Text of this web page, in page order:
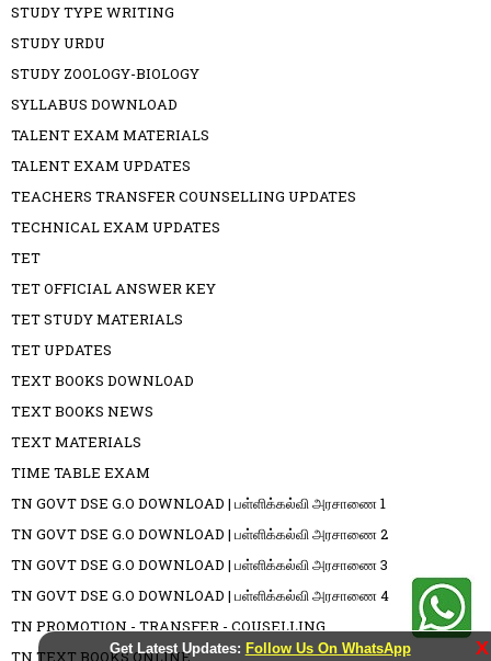
Get Latest Updates: Follow Us On WhatsApp X
STUDY TYPE WRITING
STUDY URDU
STUDY ZOOLOGY-BIOLOGY
SYLLABUS DOWNLOAD
TALENT EXAM MATERIALS
TALENT EXAM UPDATES
TEACHERS TRANSFER COUNSELLING UPDATES
TECHNICAL EXAM UPDATES
TET
TET OFFICIAL ANSWER KEY
TET STUDY MATERIALS
TET UPDATES
TEXT BOOKS DOWNLOAD
TEXT BOOKS NEWS
TEXT MATERIALS
TIME TABLE EXAM
TN GOVT DSE G.O DOWNLOAD | பள்ளிக்கல்வி அரசாணை 1
TN GOVT DSE G.O DOWNLOAD | பள்ளிக்கல்வி அரசாணை 2
TN GOVT DSE G.O DOWNLOAD | பள்ளிக்கல்வி அரசாணை 3
TN GOVT DSE G.O DOWNLOAD | பள்ளிக்கல்வி அரசாணை 4
TN PROMOTION - TRANSFER - COUSELLING
TN TEXT BOOKS ONLINE